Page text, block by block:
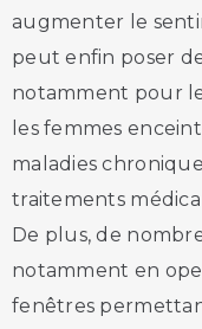
augmenter le
peut enfin poser
notamment pour
les femmes
maladies
traitements
De plus, de
notamment en
fenêtres